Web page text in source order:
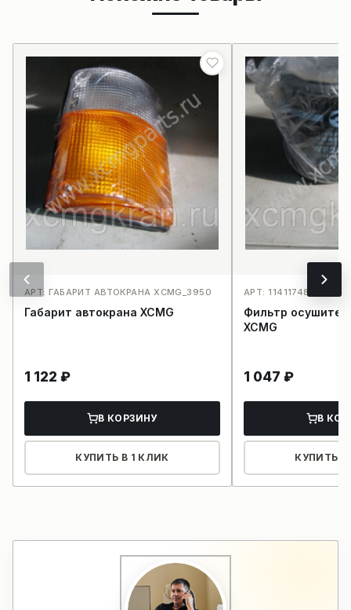
АРТ: ГАБАРИТ АВТОКРАНА XCMG_3950
Габарит автокрана XCMG
1 122 ₽
В КОРЗИНУ
КУПИТЬ В 1 КЛИК
АРТ: 11411748_3953
Фильтр
XCMG
1 047 ₽
В
КУПИТЬ В